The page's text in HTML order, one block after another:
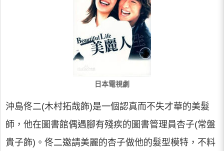
日本電視劇
沖島佟二(木村拓哉飾)是一個認真而不失才華的美髮
師，他在圖書館偶遇腳有殘疾的圖書管理員杏子(常盤
貴子飾)。佟二邀請美麗的杏子做他的髮型模特，不料